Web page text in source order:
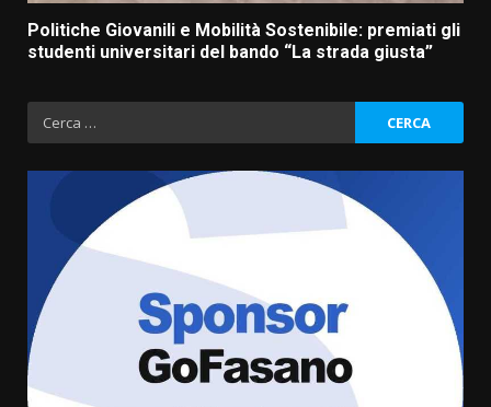
Politiche Giovanili e Mobilità Sostenibile: premiati gli
studenti universitari del bando “La strada giusta”
Ricerca
per:
Politiche Giovanili e Mobilità
Sostenibile: premiati gli studenti
universitari del bando “La strada